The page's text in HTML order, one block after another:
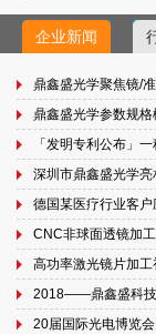
企业新闻
鼎鑫盛光学聚焦镜/
鼎鑫盛光学参数规格
「发明专利公布」
深圳市鼎鑫盛光学
德国某医疗行业客
CNC非球面透镜加工
高功率激光镜片加工
2018——鼎鑫盛科技
20届国际光电博览